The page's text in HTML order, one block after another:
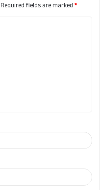
Required fields are marked*